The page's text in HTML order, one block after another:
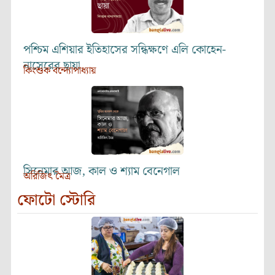
পশ্চিম এশিয়ার ইতিহাসের সন্ধিক্ষণে এলি কোহেন-
নাসেরের ছায়া
কিংশুক বন্দ্যোপাধ্যায়
সিনেমার আজ, কাল ও শ্যাম বেনেগাল
অরিজিৎ মৈত্র
ফোটো স্টোরি